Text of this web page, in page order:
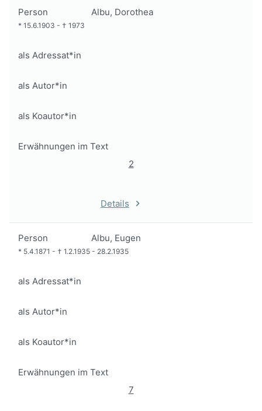
Person Albu, Dorothea
* 15.6.1903 - † 1973
als Adressat*in
als Autor*in
als Koautor*in
Erwähnungen im Text
2
Details
Person Albu, Eugen
* 5.4.1871 - † 1.2.1935 - 28.2.1935
als Adressat*in
als Autor*in
als Koautor*in
Erwähnungen im Text
7